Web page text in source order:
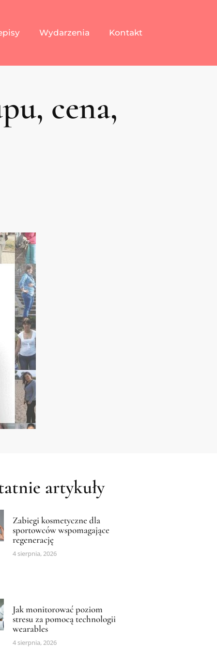
Wydarzenia Kontakt
cena,
artykuły
Zabiegi kosmetyczne dla
sportowców wspomagające
regenerację
4 sierpnia, 2026
Jak monitorować poziom
stresu za pomocą technologii
wearables
4 sierpnia, 2026